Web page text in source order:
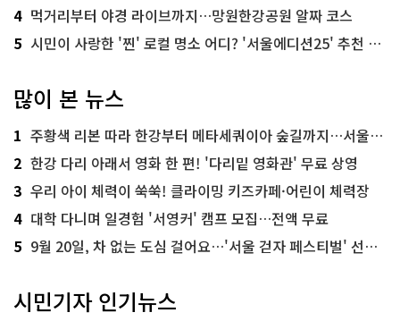
4 먹거리부터 야경 라이브까지…망원한강공원 알짜 코스
5 시민이 사랑한 '찐' 로컬 명소 어디? '서울에디션25' 추천 코스
많이 본 뉴스
1 주황색 리본 따라 한강부터 메타세쿼이아 숲길까지…서울둘레길 15코스
2 한강 다리 아래서 영화 한 편! '다리밑 영화관' 무료 상영
3 우리 아이 체력이 쑥쑥! 클라이밍 키즈카페·어린이 체력장
4 대학 다니며 일경험 '서영커' 캠프 모집…전액 무료
5 9월 20일, 차 없는 도심 걸어요…'서울 걷자 페스티벌' 선착순 5천명
시민기자 인기뉴스